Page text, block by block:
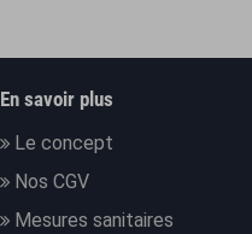
En savoir plus
Le concept
Nos CGV
Mesures sanitaires